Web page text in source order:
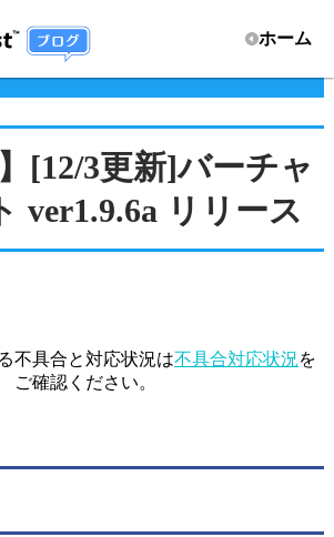
ホーム
】[12/3更新]バーチャ
ver1.9.6a リリース
不具合と対応状況は不具合対応状況を
ご確認ください。